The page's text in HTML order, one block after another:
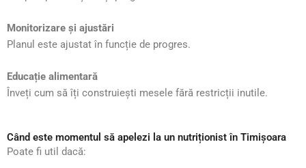
Monitorizare și ajustări
Planul este ajustat în funcție de progres.
Educație alimentară
Înveți cum să îți construiești mesele fără restricții inutile.
Când este momentul să apelezi la un nutriționist în Timișoara
Poate fi util dacă: